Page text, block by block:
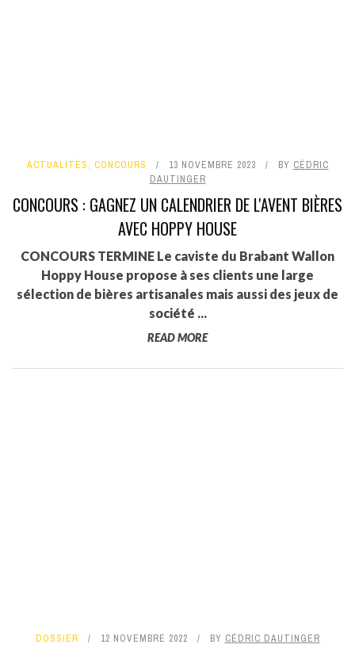
ACTUALITÉS, CONCOURS 13 NOVEMBRE 2023 BY CÉDRIC
DAUTINGER
CONCOURS : GAGNEZ UN CALENDRIER DE L'AVENT BIÈRES
AVEC HOPPY HOUSE
CONCOURS TERMINE Le caviste du Brabant Wallon
Hoppy House propose à ses clients une large
sélection de bières artisanales mais aussi des jeux de
société ...
READ MORE
DOSSIER 12 NOVEMBRE 2022 BY CÉDRIC DAUTINGER